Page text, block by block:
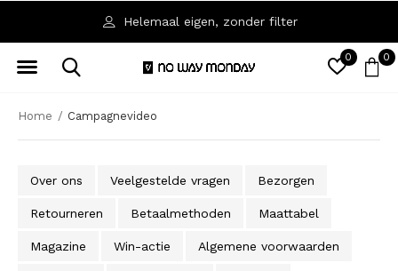
0 0
Helemaal eigen, zonder filter
Home Campagnevideo
Over ons Veelgestelde vragen Bezorgen
Retourneren Betaalmethoden Maattabel
Magazine Win-actie Algemene voorwaarden